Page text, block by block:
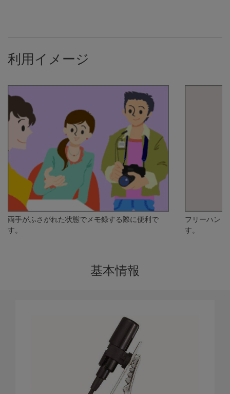
利用イメージ
両手がふさがれた状態でメモ録する際に便利で
す。
フリーハン
す。
基本情報